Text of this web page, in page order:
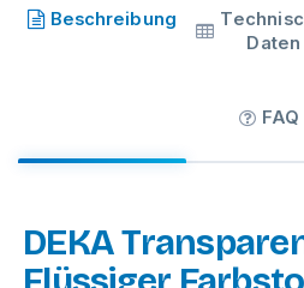
Beschreibung
Daten
FAQ
DEKA